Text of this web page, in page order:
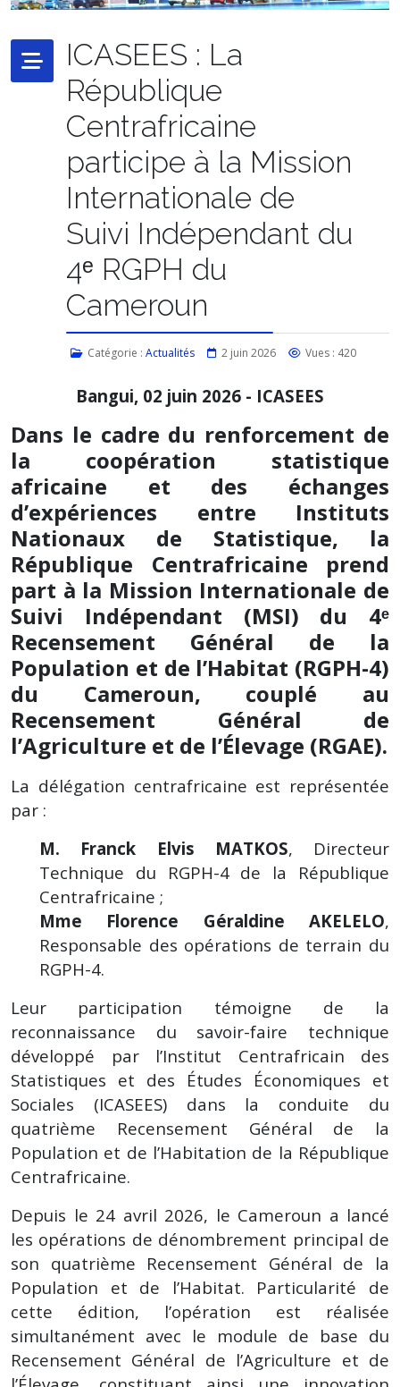
ICASEES : La
République
Centrafricaine
participe à la Mission
Internationale de
Suivi Indépendant du
4ᵉ RGPH du
Cameroun
Catégorie : Actualités 2 juin 2026 Vues : 420
Bangui, 02 juin 2026 - ICASEES
Dans le cadre du renforcement de
la coopération statistique
africaine et des échanges
d’expériences entre Instituts
Nationaux de Statistique, la
République Centrafricaine prend
part à la Mission Internationale de
Suivi Indépendant (MSI) du 4ᵉ
Recensement Général de la
Population et de l’Habitat (RGPH-4)
du Cameroun, couplé au
Recensement Général de
l’Agriculture et de l’Élevage (RGAE).
La délégation centrafricaine est représentée
par :
M. Franck Elvis MATKOS, Directeur
Technique du RGPH-4 de la République
Centrafricaine ;
Mme Florence Géraldine AKELELO,
Responsable des opérations de terrain du
RGPH-4.
Leur participation témoigne de la
reconnaissance du savoir-faire technique
développé par l’Institut Centrafricain des
Statistiques et des Études Économiques et
Sociales (ICASEES) dans la conduite du
quatrième Recensement Général de la
Population et de l’Habitation de la République
Centrafricaine.
Depuis le 24 avril 2026, le Cameroun a lancé
les opérations de dénombrement principal de
son quatrième Recensement Général de la
Population et de l’Habitat. Particularité de
cette édition, l’opération est réalisée
simultanément avec le module de base du
Recensement Général de l’Agriculture et de